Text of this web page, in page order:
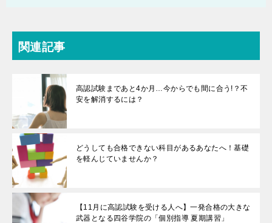
関連記事
高認試験まであと4か月…今からでも間に合う!？不
安を解消するには？
どうしても合格できない科目があるあなたへ！基礎
を軽んじていませんか？
【11月に高認試験を受ける人へ】一発合格の大きな
武器となる四谷学院の「個別指導 夏期講習」